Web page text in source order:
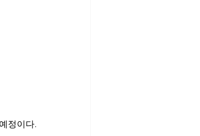
정이다.